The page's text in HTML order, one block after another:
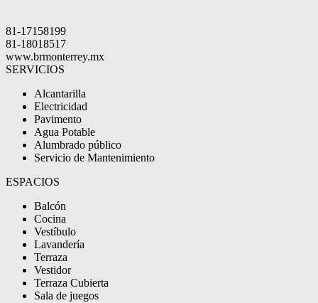
81-17158199
81-18018517
www.brmonterrey.mx
SERVICIOS
Alcantarilla
Electricidad
Pavimento
Agua Potable
Alumbrado público
Servicio de Mantenimiento
ESPACIOS
Balcón
Cocina
Vestíbulo
Lavandería
Terraza
Vestidor
Terraza Cubierta
Sala de juegos